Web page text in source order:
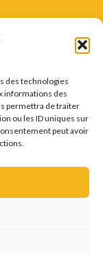
des technologies
informations des
permettra de traiter
ou les ID uniques sur
peut avoir
AVEC MODÉRATION.